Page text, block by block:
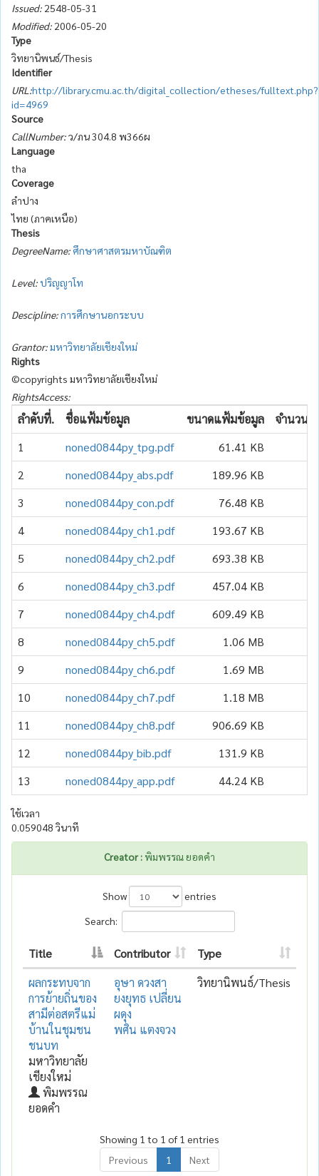
Issued: 2548-05-31
Modified: 2006-05-20
Type
วิทยานิพนธ์/Thesis
Identifier
URL:http://library.cmu.ac.th/digital_collection/etheses/fulltext.php?
id=4969
Source
CallNumber:ว/ภน 304.8 พ366ผ
Language
tha
Coverage
ลำปาง
ไทย (ภาคเหนือ)
Thesis
DegreeName: ศึกษาศาสตรมหาบัณฑิต
Level:ปริญญาโท
Descipline:การศึกษานอกระบบ
Grantor:มหาวิทยาลัยเชียงใหม่
Rights
©copyrights มหาวิทยาลัยเชียงใหม่
RightsAccess:
ลำดับที่. ชื่อแฟ้มข้อมูล ขนาดแฟ้มข้อมูล
จำนวนเ
1
noned0844py_tpg.pdf
61.41 KB
2
noned0844py_abs.pdf 189.96 KB
3
noned0844py_con.pdf
76.48 KB
4
noned0844py_ch1.pdf
193.67 KB
5
noned0844py_ch2.pdf 693.38 KB
6
noned0844py_ch3.pdf
457.04 KB
7
noned0844py_ch4.pdf
609.49 KB
8
noned0844py_ch5.pdf
1.06 MB
9
noned0844py_ch6.pdf
1.69 MB
10
noned0844py_ch7.pdf
1.18 MB
11
noned0844py_ch8.pdf
906.69 KB
12
noned0844py_bib.pdf
131.9 KB
13
noned0844py_app.pdf 44.24 KB
ใช้เวลา
0.059048 วินาที
Creator : พิมพรรณ ยอดคำ
Show
entries
Search:
Title Contributor
Type
ผลกระทบจาก
การย้ายถิ่นของ
สามีต่อสตรีแม่
บ้านในชุมชน
ชนบท
มหาวิทยาลัย
เชียงใหม่
พิมพรรณ
ยอดคำ
อุษา ดวงสา
ยงยุทธ เปลี่ยน
ผดุง
พศิน แตงจวง
วิทยานิพนธ์/Thesis
Showing 1 to 1 of 1 entries
Previous
1 Next